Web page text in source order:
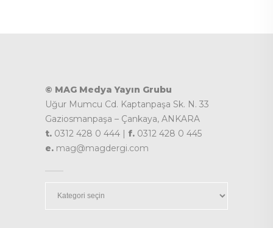
© MAG Medya Yayın Grubu
Uğur Mumcu Cd. Kaptanpaşa Sk. N. 33
Gaziosmanpaşa – Çankaya, ANKARA
t. 0312 428 0 444 | f. 0312 428 0 445
e. mag@magdergi.com